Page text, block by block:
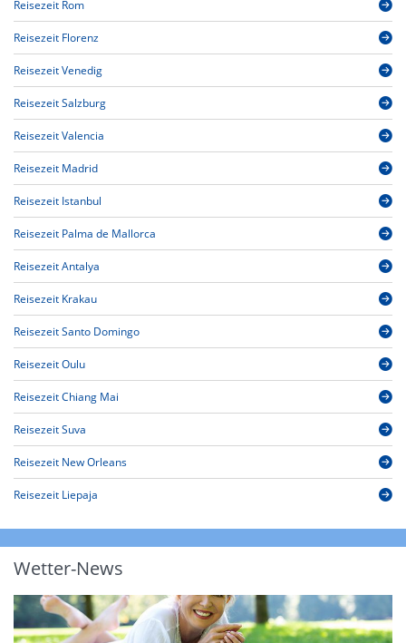
Reisezeit Rom
Reisezeit Florenz
Reisezeit Venedig
Reisezeit Salzburg
Reisezeit Valencia
Reisezeit Madrid
Reisezeit Istanbul
Reisezeit Palma de Mallorca
Reisezeit Antalya
Reisezeit Krakau
Reisezeit Santo Domingo
Reisezeit Oulu
Reisezeit Chiang Mai
Reisezeit Suva
Reisezeit New Orleans
Reisezeit Liepaja
Wetter-News